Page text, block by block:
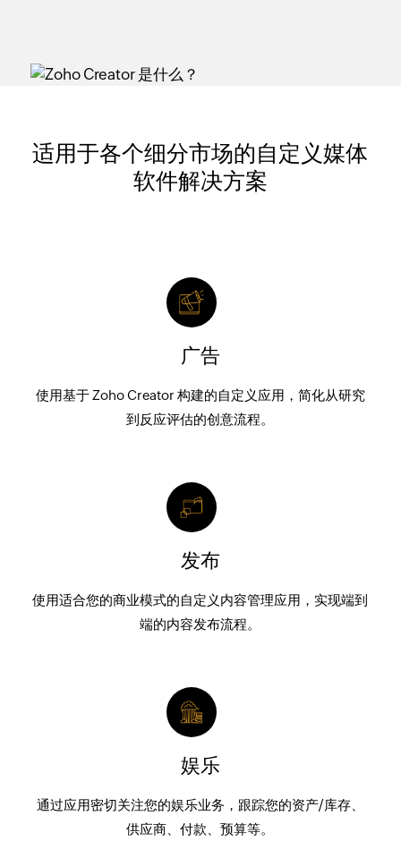
适用于各个细分市场的自定义媒体
软件解决方案
广告
使用基于 Zoho Creator 构建的自定义应用，简化从研究
到反应评估的创意流程。
发布
使用适合您的商业模式的自定义内容管理应用，实现端到
端的内容发布流程。
娱乐
通过应用密切关注您的娱乐业务，跟踪您的资产/库存、
供应商、付款、预算等。